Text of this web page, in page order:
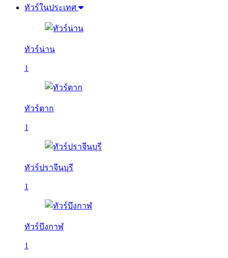
ทัวร์ในประเทศ
ทัวร์น่าน
1
ทัวร์ตาก
1
ทัวร์ปราจีนบุรี
1
ทัวร์บึงกาฬ
1